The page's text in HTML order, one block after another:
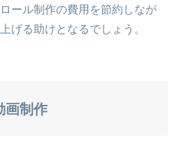
ール制作の費用を節約しなが
げる助けとなるでしょう。
画制作